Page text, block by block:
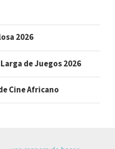
2026
de Juegos 2026
Cine Africano